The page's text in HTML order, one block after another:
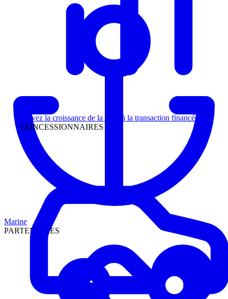
Suivez la croissance de la piste à la transaction financée
CONCESSIONNAIRES
Marine
PARTENAIRES